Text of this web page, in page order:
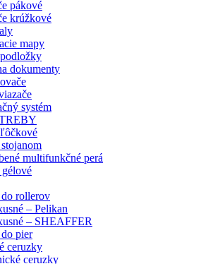
pákové
krúžkové
mapy
dokumenty
systém
multifunkčné perá
rollerov
– Pelikan
– SHEAFFER
pier
ceruzky
ceruzky